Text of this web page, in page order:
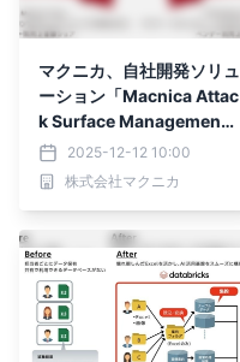
マクニカ、自社開発ソリュ
ーション「Macnica Attac
k Surface Managemen
t」が ４年連続ASM市場シ
ェア第1位を獲得
2025-12-12 10:00
株式会社マクニカ